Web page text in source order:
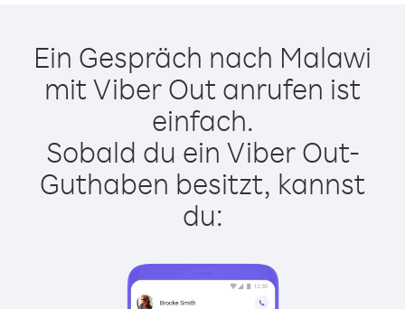
Ein Gespräch nach Malawi
mit Viber Out anrufen ist
einfach.
Sobald du ein Viber Out-
Guthaben besitzt, kannst
du: